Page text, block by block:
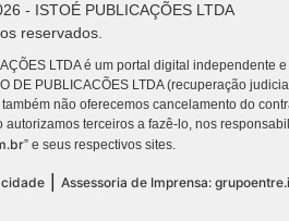
- ISTOÉ PUBLICAÇÕES LTDA
reservados.
LTDA é um portal digital independente
DE PUBLICACÕES LTDA (recuperação
não oferecemos cancelamento do
autorizamos terceiros a fazê-lo, nos
” e seus respectivos sites.
Assessoria de Imprensa: